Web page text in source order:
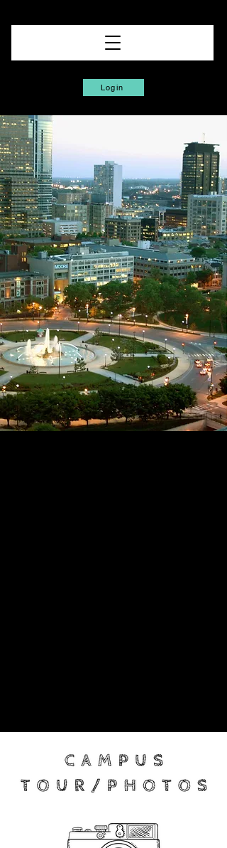
Login